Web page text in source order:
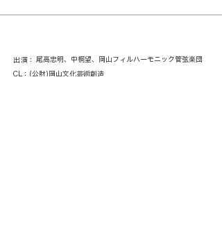
尾高忠明、中桐望、岡山フィルハーモニック管弦楽団
出演：
CL：(公財)岡山文化芸術創造